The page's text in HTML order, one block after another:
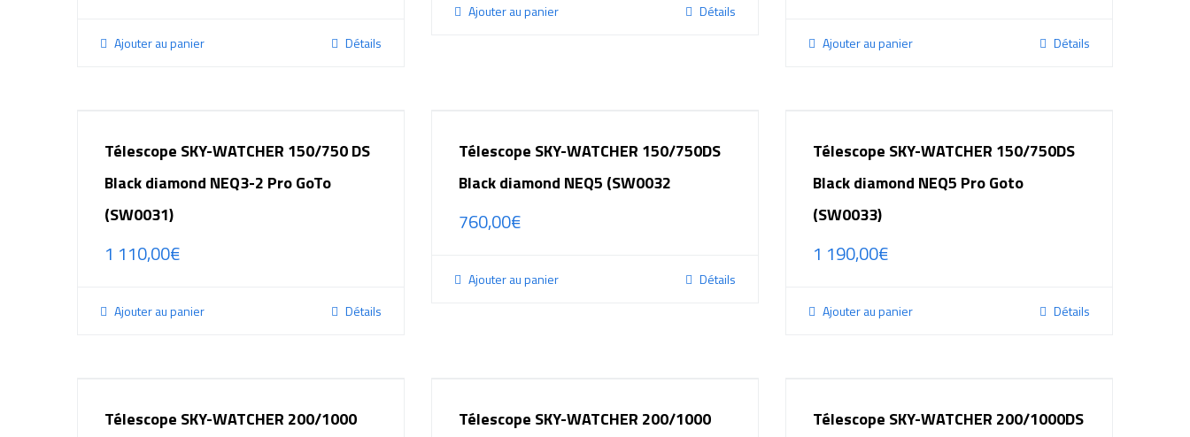
Ajouter au panier Détails
Ajouter au panier Détails
Ajouter au panier Détails
Télescope SKY-WATCHER 150/750 DS
Black diamond NEQ3-2 Pro GoTo
(SW0031)
1 110,00€
Ajouter au panier Détails
Télescope SKY-WATCHER 150/750DS
Black diamond NEQ5 (SW0032
760,00€
Ajouter au panier Détails
Télescope SKY-WATCHER 150/750DS
Black diamond NEQ5 Pro Goto
(SW0033)
1 190,00€
Ajouter au panier Détails
Télescope SKY-WATCHER 200/1000
Télescope SKY-WATCHER 200/1000
Télescope SKY-WATCHER 200/1000DS